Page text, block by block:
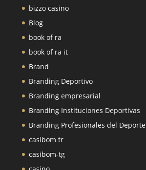
bizzo casino
Blog
book of ra
book of ra it
Brand
Branding Deportivo
Branding empresarial
Branding Instituciones Deportivas
Branding Profesionales del Deporte
casibom tr
casibom-tg